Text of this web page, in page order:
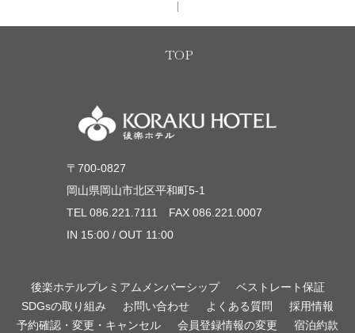
TOP
〒700-0827
岡山県岡山市北区平和町5-1
TEL086.221.7111 FAX 086.221.0007
IN 15:00 / OUT 11:00
後楽ホテルプレミアムメンバーシップ
ベストレート保証
SDGsの取り組み
お問い合わせ よくある質問
採用情報
予約確認・変更・キャンセル
会員登録情報の変更
宿泊約款